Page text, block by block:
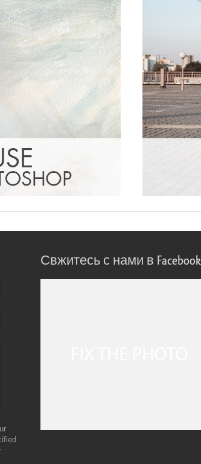
Свжитесь с нами в Facebook